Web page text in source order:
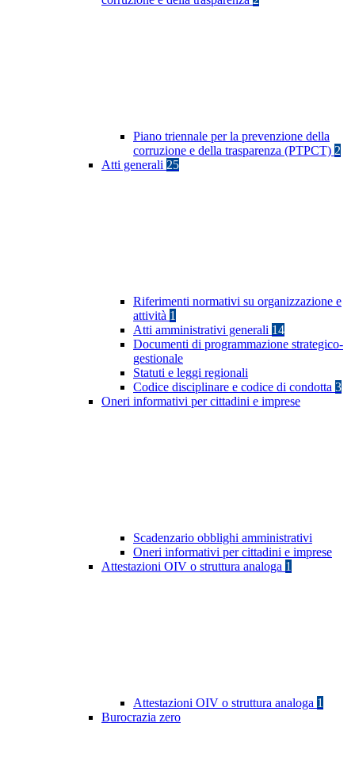
Piano triennale per la prevenzione della
corruzione e della trasparenza (PTPCT) 2
Atti generali 25
Riferimenti normativi su organizzazione e
attività 1
Atti amministrativi generali 14
Documenti di programmazione strategico-
gestionale
Statuti e leggi regionali
Codice disciplinare e codice di condotta 3
Oneri informativi per cittadini e imprese
Scadenzario obblighi amministrativi
Oneri informativi per cittadini e imprese
Attestazioni OIV o struttura analoga 1
Attestazioni OIV o struttura analoga 1
Burocrazia zero